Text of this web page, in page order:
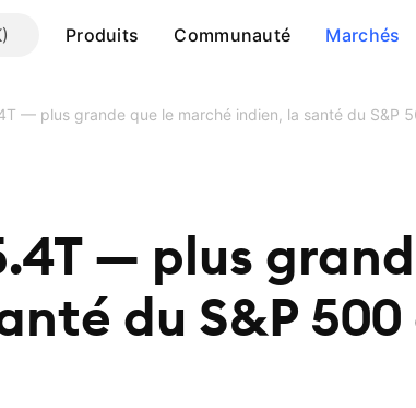
Produits Communauté Marchés
— plus grande que le marché indien, la santé du S&P
— plus
du S&P